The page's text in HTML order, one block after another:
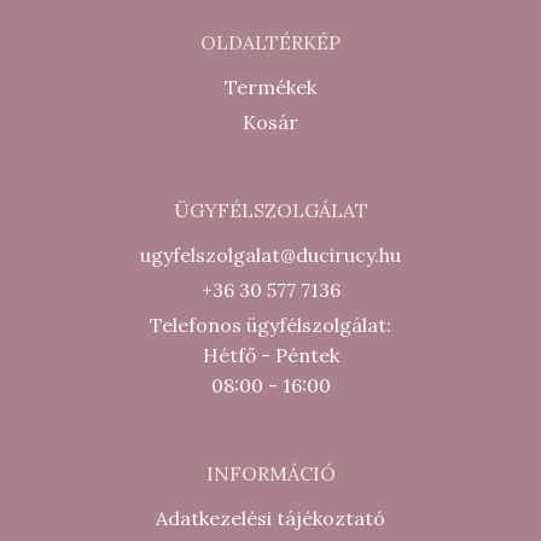
OLDALTÉRKÉP
Termékek
Kosár
ÜGYFÉLSZOLGÁLAT
ugyfelszolgalat@ducirucy.hu
+36 30 577 7136
Telefonos ügyfélszolgálat:
Hétfő - Péntek
08:00 - 16:00
INFORMÁCIÓ
Adatkezelési tájékoztató